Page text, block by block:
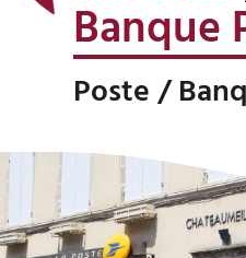
Banque
Poste /